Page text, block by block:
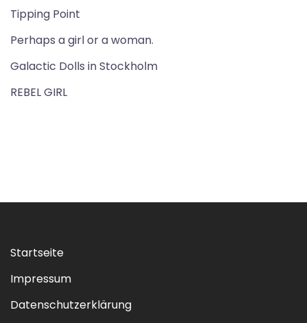
Tipping Point
Perhaps a girl or a woman.
Galactic Dolls in Stockholm
REBEL GIRL
Startseite
Impressum
Datenschutzerklärung